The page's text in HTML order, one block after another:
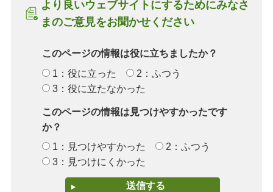
より良いウェブサイトにするためにみなさ
まのご意見をお聞かせください
このページの情報は役に立ちましたか？
1：役に立った
2：ふつう
3：役に立たなかった
このページの情報は見つけやすかったです
か？
1：見つけやすかった
2：ふつう
3：見つけにくかった